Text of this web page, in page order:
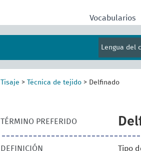
Vocabularios
Lengua del
Tisaje > Técnica de tejido > Delfinado
TÉRMINO PREFERIDO
DEFINICIÓN
Tipo